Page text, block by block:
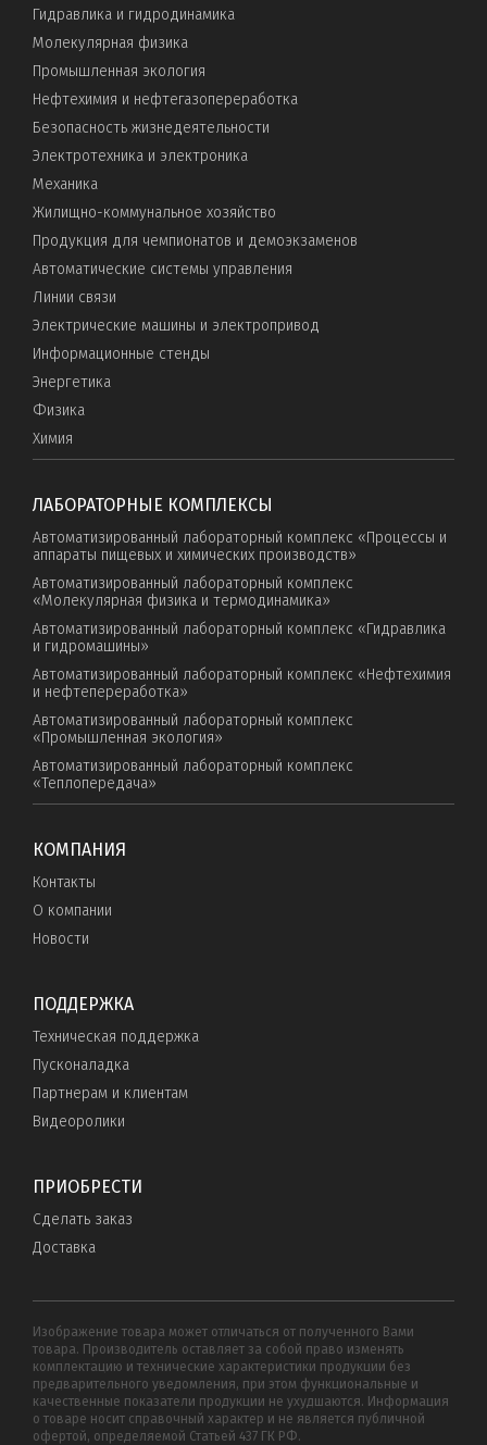
Гидравлика и гидродинамика
Молекулярная физика
Промышленная экология
Нефтехимия и нефтегазопереработка
Безопасность жизнедеятельности
Электротехника и электроника
Механика
Жилищно-коммунальное хозяйство
Продукция для чемпионатов и демоэкзаменов
Автоматические системы управления
Линии связи
Электрические машины и электропривод
Информационные стенды
Энергетика
Физика
Химия
ЛАБОРАТОРНЫЕ КОМПЛЕКСЫ
Автоматизированный лабораторный комплекс «Процессы и
аппараты пищевых и химических производств»
Автоматизированный лабораторный комплекс
«Молекулярная физика и термодинамика»
Автоматизированный лабораторный комплекс «Гидравлика
и гидромашины»
Автоматизированный лабораторный комплекс «Нефтехимия
и нефтепереработка»
Автоматизированный лабораторный комплекс
«Промышленная экология»
Автоматизированный лабораторный комплекс
«Теплопередача»
КОМПАНИЯ
Контакты
О компании
Новости
ПОДДЕРЖКА
Техническая поддержка
Пусконаладка
Партнерам и клиентам
Видеоролики
ПРИОБРЕСТИ
Сделать заказ
Доставка
Изображение товара может отличаться от полученного Вами
товара. Производитель оставляет за собой право изменять
комплектацию и технические характеристики продукции без
предварительного уведомления, при этом функциональные и
качественные показатели продукции не ухудшаются. Информация
о товаре носит справочный характер и не является публичной
офертой, определяемой Статьей 437 ГК РФ.